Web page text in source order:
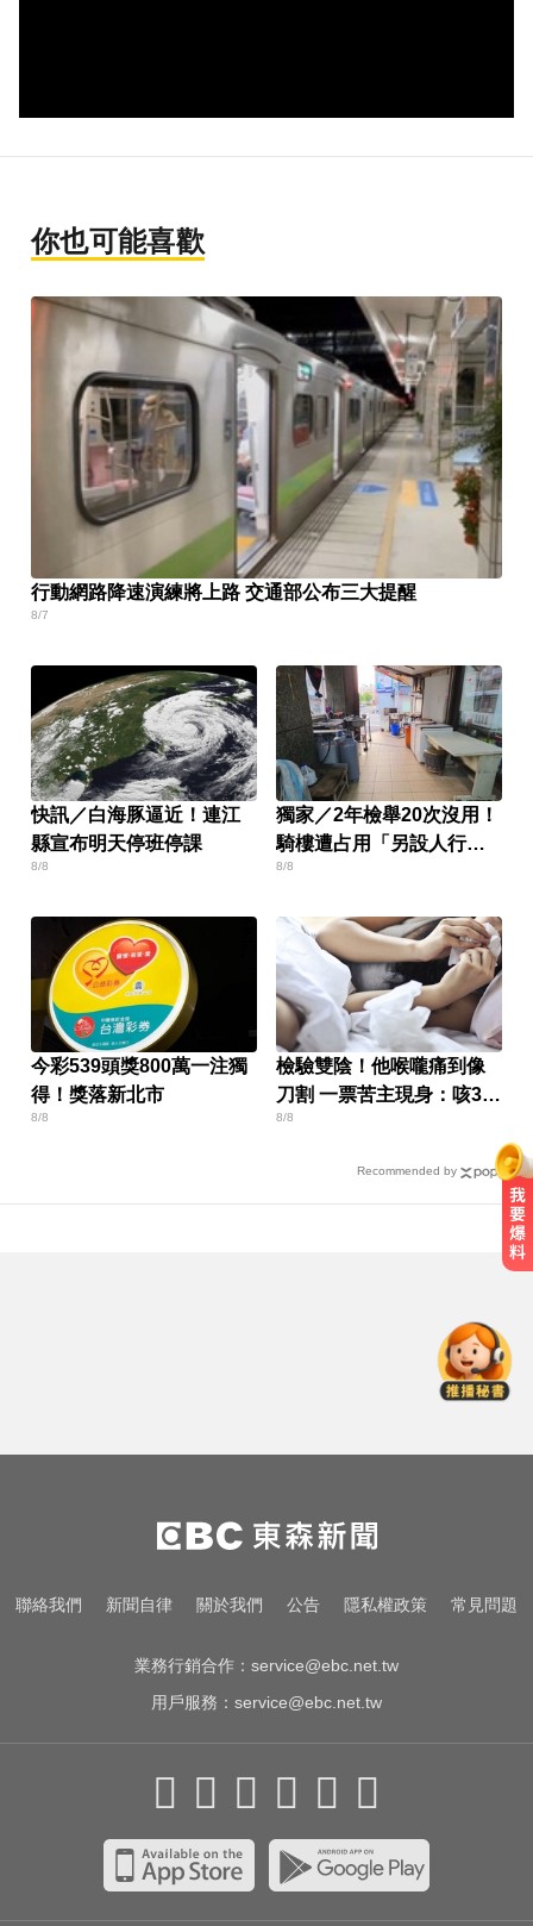
你也可能喜歡
行動網路降速演練將上路 交通部公布三大提醒
8/7
快訊／白海豚逼近！連江
縣宣布明天停班停課
8/8
獨家／2年檢舉20次沒用！
騎樓遭占用「另設人行
道」挨批
8/8
今彩539頭獎800萬一注獨
得！獎落新北市
8/8
檢驗雙陰！他喉嚨痛到像
刀割 一票苦主現身：咳3周
還沒好
8/8
Recommended by
害越走越沒力
俄軍空襲烏克蘭首都基輔及周邊區
域 造成4人喪命
她砸錢演女主「60場吻戲狂伸舌」
聯絡我們 新聞自律 關於我們 公告 隱私權政策 常見問題
業務行銷合作： service@ebc.net.tw
用戶服務： service@ebc.net.tw